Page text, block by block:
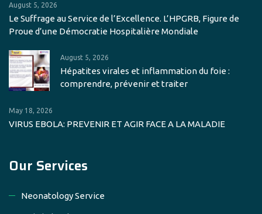
August 5, 2026
Le Suffrage au Service de l’Excellence. L’HPGRB, Figure de
Proue d’une Démocratie Hospitalière Mondiale
August 5, 2026
Hépatites virales et inflammation du foie :
comprendre, prévenir et traiter
May 18, 2026
VIRUS EBOLA: PREVENIR ET AGIR FACE A LA MALADIE
Our Services
Neonatology Service